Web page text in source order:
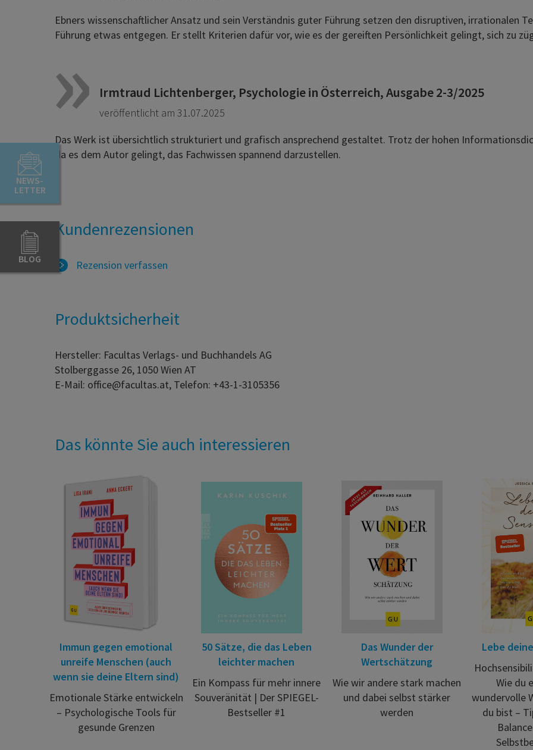
NEWS-
LETTER
BLOG
Ebners wissenschaftlicher Ansatz und sein Verständnis guter Führung setzen den disruptiven, irrationalen
Führung etwas entgegen. Er stellt Kriterien dafür vor, wie es der gereiften Persönlichkeit gelingt, sich zu
Irmtraud Lichtenberger, Psychologie in Österreich, Ausgabe 2-3/2025
veröffentlicht am 31.07.2025
Das Werk ist übersichtlich strukturiert und grafisch ansprechend gestaltet. Trotz der hohen
da es dem Autor gelingt, das Fachwissen spannend darzustellen.
Kundenrezensionen
Rezension verfassen
Produktsicherheit
Hersteller: Facultas Verlags- und Buchhandels AG
Stolberggasse 26, 1050 Wien AT
E-Mail: office@facultas.at, Telefon: +43-1-3105356
Das könnte Sie auch interessieren
Immun gegen emotional
unreife Menschen (auch
wenn sie deine Eltern sind)
Emotionale Stärke entwickeln
– Psychologische Tools für
gesunde Grenzen
50 Sätze, die das Leben
leichter machen
Ein Kompass für mehr innere
Souveränität | Der SPIEGEL-
Bestseller #1
Das Wunder der
Wertschätzung
Wie wir andere stark machen
und dabei selbst stärker
werden
Lebe
Wie du
wundervolle
du bist –